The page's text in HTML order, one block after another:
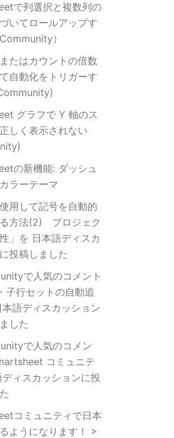
で列選択と複数列の
いてロールアップす
）
たはカウントの倍数
自動化をトリガーす
グラフで Y 軸のス
しく表示されない
の新機能: ダッシュ
ラーテーマ
使用して記号を自動的
方法(2) プロジェク
」を 日本語ディスカ
投稿しました
で人気のコメント
子行セットの自動追
語ディスカッション
した
で人気のコメン
コミュニテ
ディスカッションに投
コミュニティで日本
ようになります！ >